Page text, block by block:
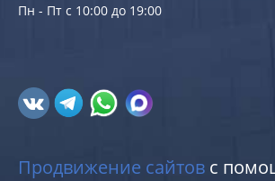
Пн - Пт с 10:00 до 19:00
Продвижение сайтов с